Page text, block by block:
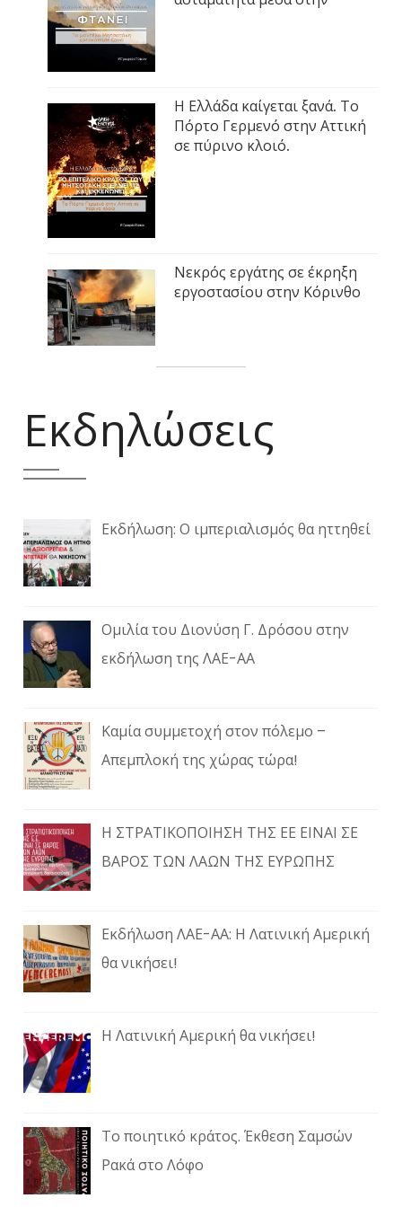
Η Ελλάδα καίγεται ξανά. Το
Πόρτο Γερμενό στην Αττική
σε πύρινο κλοιό.
Νεκρός εργάτης σε έκρηξη
εργοστασίου στην Κόρινθο
Εκδηλώσεις
Εκδήλωση: Ο ιμπεριαλισμός θα ηττηθεί
Ομιλία του Διονύση Γ. Δρόσου στην
εκδήλωση της ΛΑΕ-ΑΑ
Καμία συμμετοχή στον πόλεμο –
Απεμπλοκή της χώρας τώρα!
Η ΣΤΡΑΤΙΚΟΠΟΙΗΣΗ ΤΗΣ ΕΕ ΕΙΝΑΙ ΣΕ
ΒΑΡΟΣ ΤΩΝ ΛΑΩΝ ΤΗΣ ΕΥΡΩΠΗΣ
Εκδήλωση ΛΑΕ-ΑΑ: Η Λατινική Αμερική
θα νικήσει!
Η Λατινική Αμερική θα νικήσει!
Το ποιητικό κράτος. Έκθεση Σαμσών
Ρακά στο Λόφο